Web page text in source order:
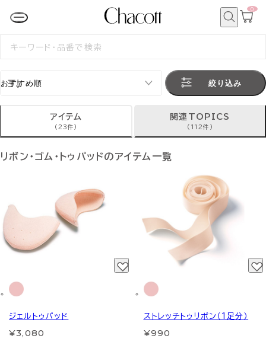
カ
0
検
絞り込み
アイテム
(23件)
関連TOPICS
(112件)
リボン・ゴム・トゥパッドのアイテム一覧
ジェルトゥパッド
¥3,080
ストレッチトゥリボン（1足分）
¥990